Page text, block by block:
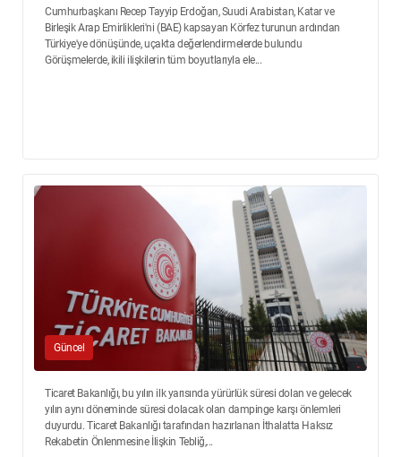
Cumhurbaşkanı Recep Tayyip Erdoğan, Suudi Arabistan, Katar ve
Birleşik Arap Emirlikleri'ni (BAE) kapsayan Körfez turunun ardından
Türkiye'ye dönüşünde, uçakta değerlendirmelerde bulundu
Görüşmelerde, ikili ilişkilerin tüm boyutlarıyla ele...
Güncel
Ticaret Bakanlığı, bu yılın ilk yarısında yürürlük süresi dolan ve gelecek
yılın aynı döneminde süresi dolacak olan dampinge karşı önlemleri
duyurdu. Ticaret Bakanlığı tarafından hazırlanan İthalatta Haksız
Rekabetin Önlenmesine İlişkin Tebliğ,...